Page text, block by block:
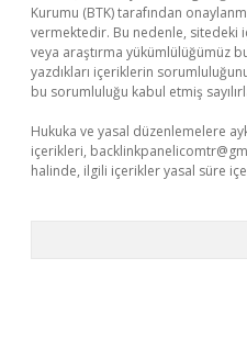
Kurumu (BTK) tarafından
vermektedir. Bu nedenle,
veya araştırma yükümlülüğümüz
yazdıkları içeriklerin
bu sorumluluğu kabul etmiş
Hukuka ve yasal düzenlemelere
içerikleri,
halinde, ilgili içerikler yasal süre